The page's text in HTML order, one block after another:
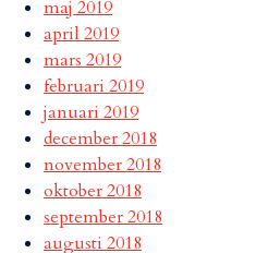
maj 2019
april 2019
mars 2019
februari 2019
januari 2019
december 2018
november 2018
oktober 2018
september 2018
augusti 2018